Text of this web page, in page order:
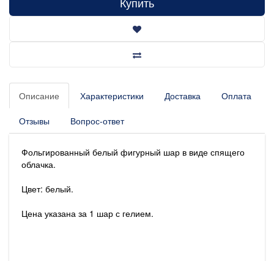
Описание Характеристики Доставка Оплата
Отзывы Вопрос-ответ
Фольгированный белый фигурный шар в виде спящего
облачка.
Цвет: белый.
Цена указана за 1 шар с гелием.